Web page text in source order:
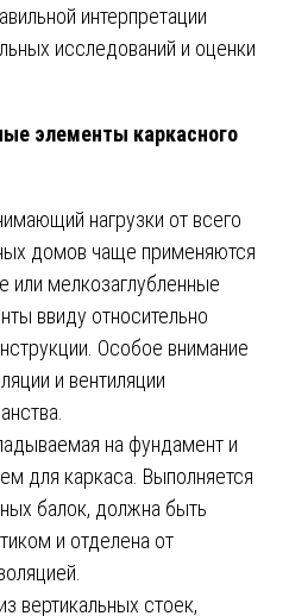
интерпретации
исследований и оценки
элементы каркасного
нагрузки от всего
домов чаще применяются
или мелкозаглубленные
ввиду относительно
Особое внимание
и вентиляции
на фундамент и
для каркаса. Выполняется
балок, должна быть
и отделена от
вертикальных стоек,